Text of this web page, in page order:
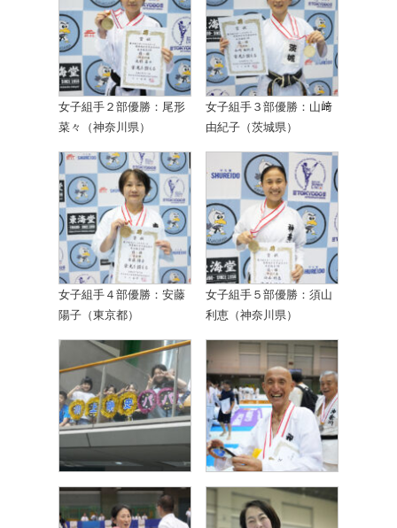
女子組手２部優勝：尾形
菜々（神奈川県）
女子組手３部優勝：山﨑
由紀子（茨城県）
女子組手４部優勝：安藤
陽子（東京都）
女子組手５部優勝：須山
利恵（神奈川県）